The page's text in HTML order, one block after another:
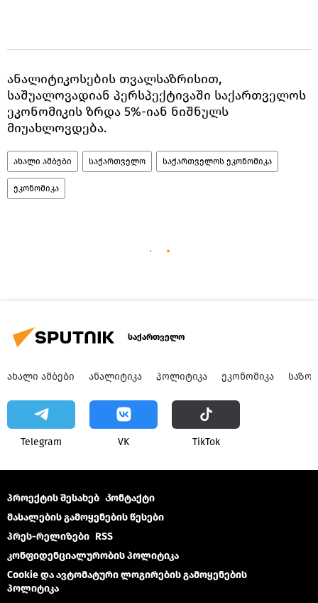
ანალიტიკოსების თვალსაზრისით,
საშუალოვადიან პერსპექტივაში საქართველოს
ეკონომიკის ზრდა 5%-იან ნიშნულს
მიუახლოვდება.
ახალი ამბები საქართველო საქართველოს ეკონომიკა
ეკონომიკა
საქართველო
ᲐᲮᲐᲚᲘ ᲐᲛᲑᲔᲑᲘ ᲐᲜᲐᲚᲘᲢᲘᲙᲐ ᲞᲝᲚᲘᲢᲘᲙᲐ ᲔᲙᲝᲜᲝᲛᲘᲙᲐ
Telegram VK ТikТоk
პროექტის შესახებ Კონტაქტი
მასალების გამოყენების წესები
პრეს-რელიზები RSS
კონფიდენციალურობის პოლიტიკა
Cookie და ავტომატური ლოგირების გამოყენების
პოლიტიკა